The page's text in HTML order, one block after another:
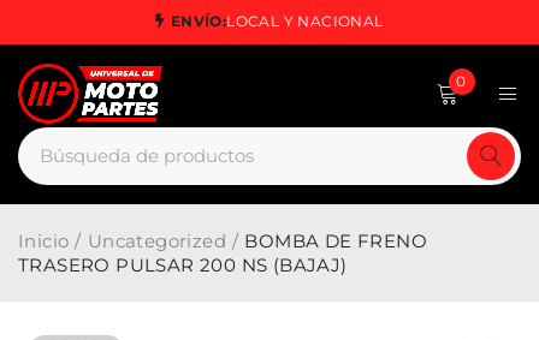
ENVÍO:LOCAL Y NACIONAL
0
Inicio / Uncategorized / BOMBA DE FRENO
TRASERO PULSAR 200 NS (BAJAJ)